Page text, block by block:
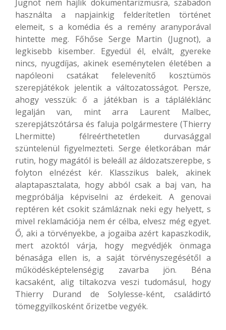
Jugnot nem hajlik dokumentarizmusra, szabadon
használta a napjainkig felderítetlen történet
elemeit, s a komédia és a remény aranyporával
hintette meg. Főhőse Serge Martin (Jugnot), a
legkisebb kisember. Egyedül él, elvált, gyereke
nincs, nyugdíjas, akinek eseménytelen életében a
napóleoni csatákat felelevenítő kosztümös
szerepjátékok jelentik a változatosságot. Persze,
ahogy vesszük: ő a játékban is a tápláléklánc
legalján van, mint arra Laurent Malbec,
szerepjátszótársa és faluja polgármestere (Thierry
Lhermitte) félreérthetetlen durvasággal
szüntelenül figyelmezteti. Serge életkorában már
rutin, hogy magától is beleáll az áldozatszerepbe, s
folyton elnézést kér. Klasszikus balek, akinek
alaptapasztalata, hogy abból csak a baj van, ha
megpróbálja képviselni az érdekeit. A genovai
reptéren két csokit számláznak neki egy helyett, s
mivel reklamációja nem ér célba, elvesz még egyet.
Ő, aki a törvényekbe, a jogaiba azért kapaszkodik,
mert azoktól várja, hogy megvédjék önmaga
bénasága ellen is, a saját törvényszegésétől a
működésképtelenségig zavarba jön. Béna
kacsaként, alig tiltakozva veszi tudomásul, hogy
Thierry Durand de Solylesse-ként, családirtó
tömeggyilkosként őrizetbe vegyék.